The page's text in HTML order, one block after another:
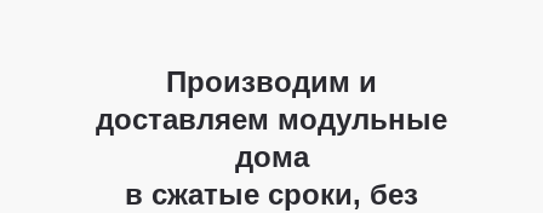
Производим и
доставляем модульные
дома
в сжатые сроки, без